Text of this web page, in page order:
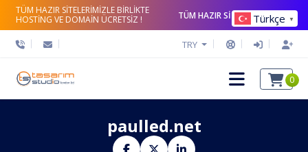
TÜM HAZIR SİTELERİMİZLE BİRLİKTE
HOSTİNG VE DOMAİN ÜCRETSİZ !
TÜM HAZIR SİTELERİ İNCELE
TRY
0
paulled.net
Türkçe ▼